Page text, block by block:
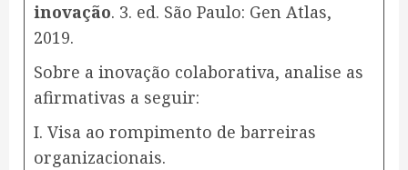
inovação. 3. ed. São Paulo: Gen Atlas,
2019.
Sobre a inovação colaborativa, analise as
afirmativas a seguir:
I. Visa ao rompimento de barreiras
organizacionais.